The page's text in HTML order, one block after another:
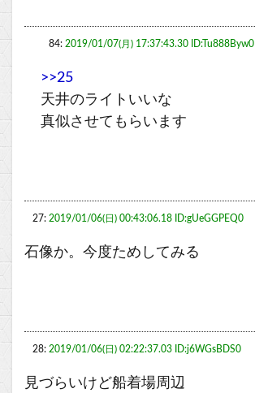
84: 2019/01/07(月) 17:37:43.30 ID:Tu888Byw0
>>25
天井のライトいいな
真似させてもらいます
27: 2019/01/06(日) 00:43:06.18 ID:gUeGGPEQ0
石像か。今度ためしてみる
28: 2019/01/06(日) 02:22:37.03 ID:j6WGsBDS0
見づらいけど船着場周辺